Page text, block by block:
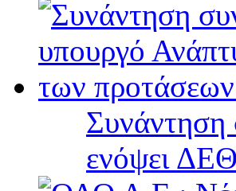
Συνάντηση
ενόψει